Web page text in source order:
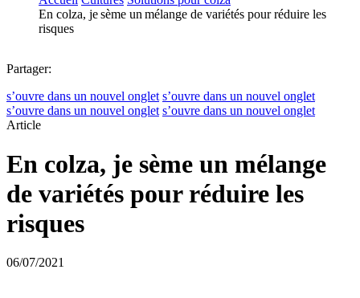
En colza, je sème un mélange de variétés pour réduire les
risques
Partager:
s’ouvre dans un nouvel onglet s’ouvre dans un nouvel onglet
s’ouvre dans un nouvel onglet s’ouvre dans un nouvel onglet
Article
En colza, je sème un mélange
de variétés pour réduire les
risques
06/07/2021